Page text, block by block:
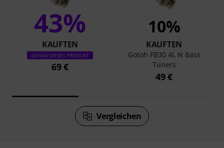
43%
KAUFTEN
GENAU DIESES PRODUKT
69 €
10%
KAUFTEN
Gotoh FB30 4L N Bass
Tuners
49 €
Vergleichen